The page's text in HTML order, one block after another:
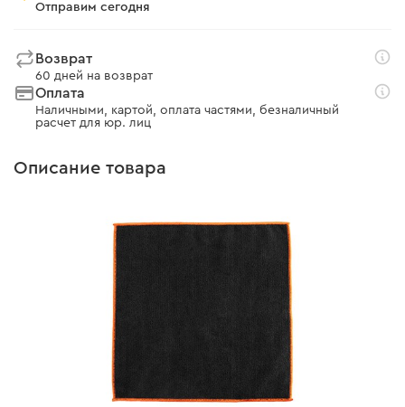
Отправим сегодня
Возврат
60 дней на возврат
Оплата
Наличными, картой, оплата частями, безналичный
расчет для юр. лиц
Описание товара